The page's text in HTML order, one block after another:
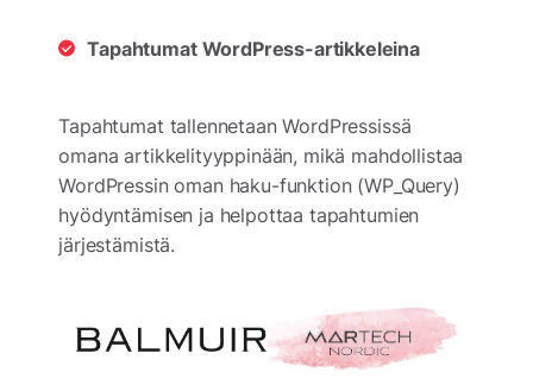
Tapahtumat WordPress-artikkeleina
Tapahtumat tallennetaan WordPressissä
omana artikkelityyppinään, mikä mahdollistaa
WordPressin oman haku-funktion (WP_Query)
hyödyntämisen ja helpottaa tapahtumien
järjestämistä.